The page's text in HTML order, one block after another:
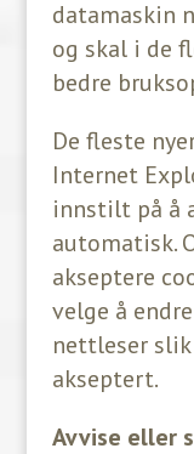
datamaskin
og skal i de
bedre
De fleste
Internet
innstilt på å
automatisk.
akseptere
velge å
nettleser
akseptert.
Avvise eller